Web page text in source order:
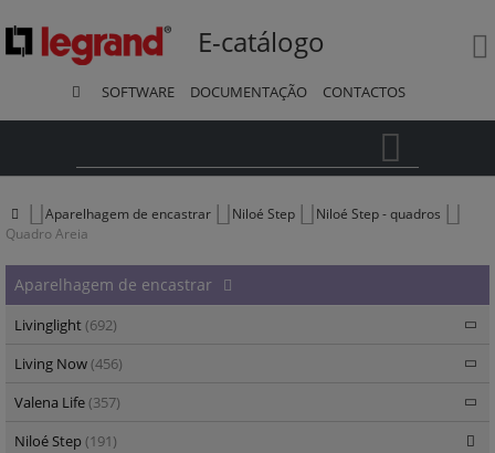
E-catálogo
SOFTWARE DOCUMENTAÇÃO CONTACTOS
Aparelhagem de encastrar Niloé Step
Niloé Step - quadros
Quadro Areia
Aparelhagem de encastrar
Livinglight(692)
Living Now(456)
Valena Life(357)
Niloé Step(191)